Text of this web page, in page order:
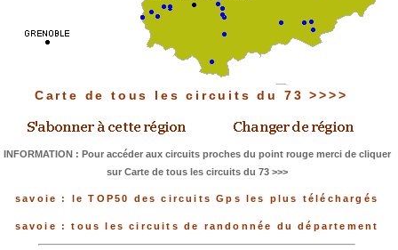
Carte de tous les circuits du 73 >>>>
INFORMATION : Pour accéder aux circuits proches du point rouge merci de cliquer
sur Carte de tous les circuits du 73 >>>
savoie : le TOP50 des circuits Gps les plus téléchargés
savoie : tous les circuits de randonnée du département